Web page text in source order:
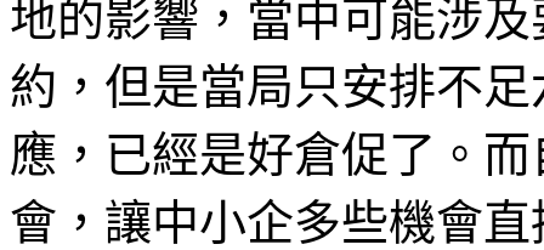
地的影響，當中可能涉
約，但是當局只安排不
應，已經是好倉促了。
會，讓中小企多些機會